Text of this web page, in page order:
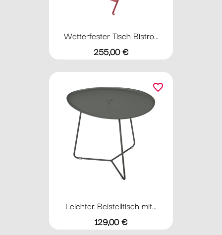
Wetterfester Tisch Bistro...
Preis
255,00 €
Leichter Beistelltisch mit...
Preis
129,00 €
favorite_border